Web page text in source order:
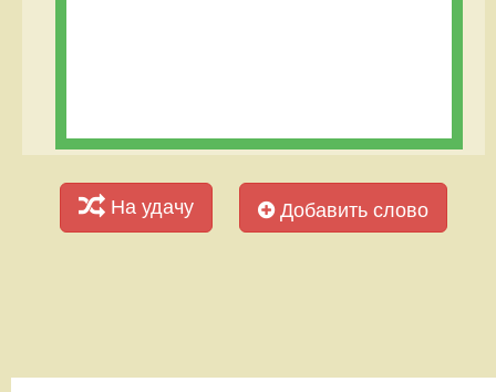
На удачу Добавить слово